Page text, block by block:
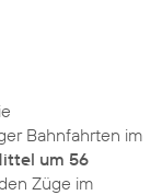
Bahnfahrten im
um 56
Züge im